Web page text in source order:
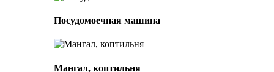
Посудомоечная машина
Мангал, коптильня